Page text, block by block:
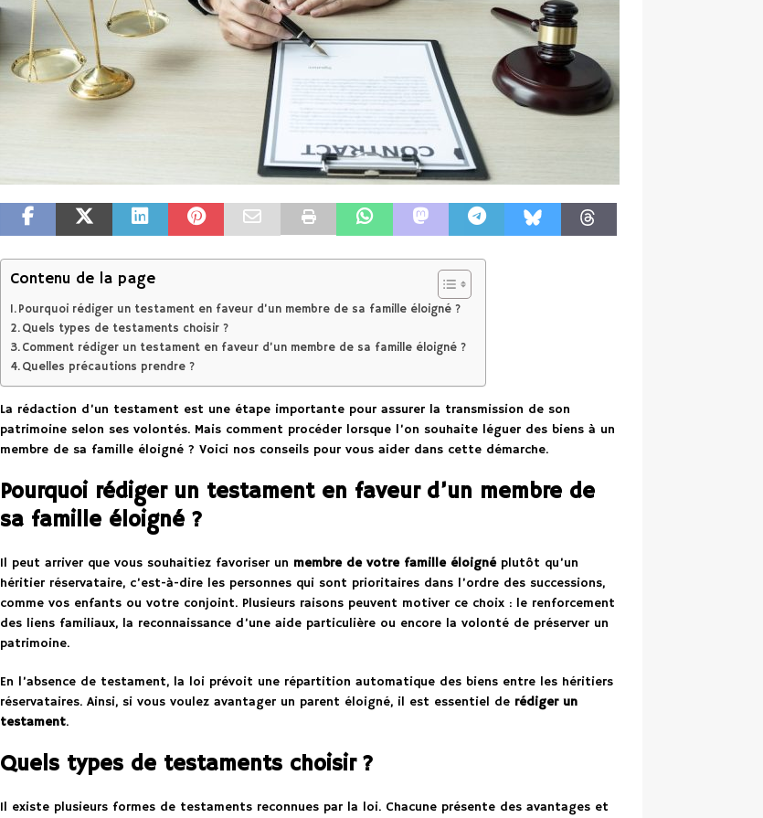
Contenu de la page
Pourquoi rédiger un testament en faveur d’un membre de sa famille éloigné ?
Quels types de testaments choisir ?
Comment rédiger un testament en faveur d’un membre de sa famille éloigné ?
Quelles précautions prendre ?
La rédaction d’un testament est une étape importante pour assurer la transmission de son
patrimoine selon ses volontés. Mais comment procéder lorsque l’on souhaite léguer des biens à un
membre de sa famille éloigné ? Voici nos conseils pour vous aider dans cette démarche.
Pourquoi rédiger un testament en faveur d’un membre de
sa famille éloigné ?
Il peut arriver que vous souhaitiez favoriser un membre de votre famille éloignéplutôt qu’un
héritier réservataire, c’est-à-dire les personnes qui sont prioritaires dans l’ordre des successions,
comme vos enfants ou votre conjoint. Plusieurs raisons peuvent motiver ce choix : le renforcement
des liens familiaux, la reconnaissance d’une aide particulière ou encore la volonté de préserver un
patrimoine.
En l’absence de testament, la loi prévoit une répartition automatique des biens entre les héritiers
réservataires. Ainsi, si vous voulez avantager un parent éloigné, il est essentiel de rédiger un
testament.
Quels types de testaments choisir ?
Il existe plusieurs formes de testaments reconnues par la loi. Chacune présente des avantages et